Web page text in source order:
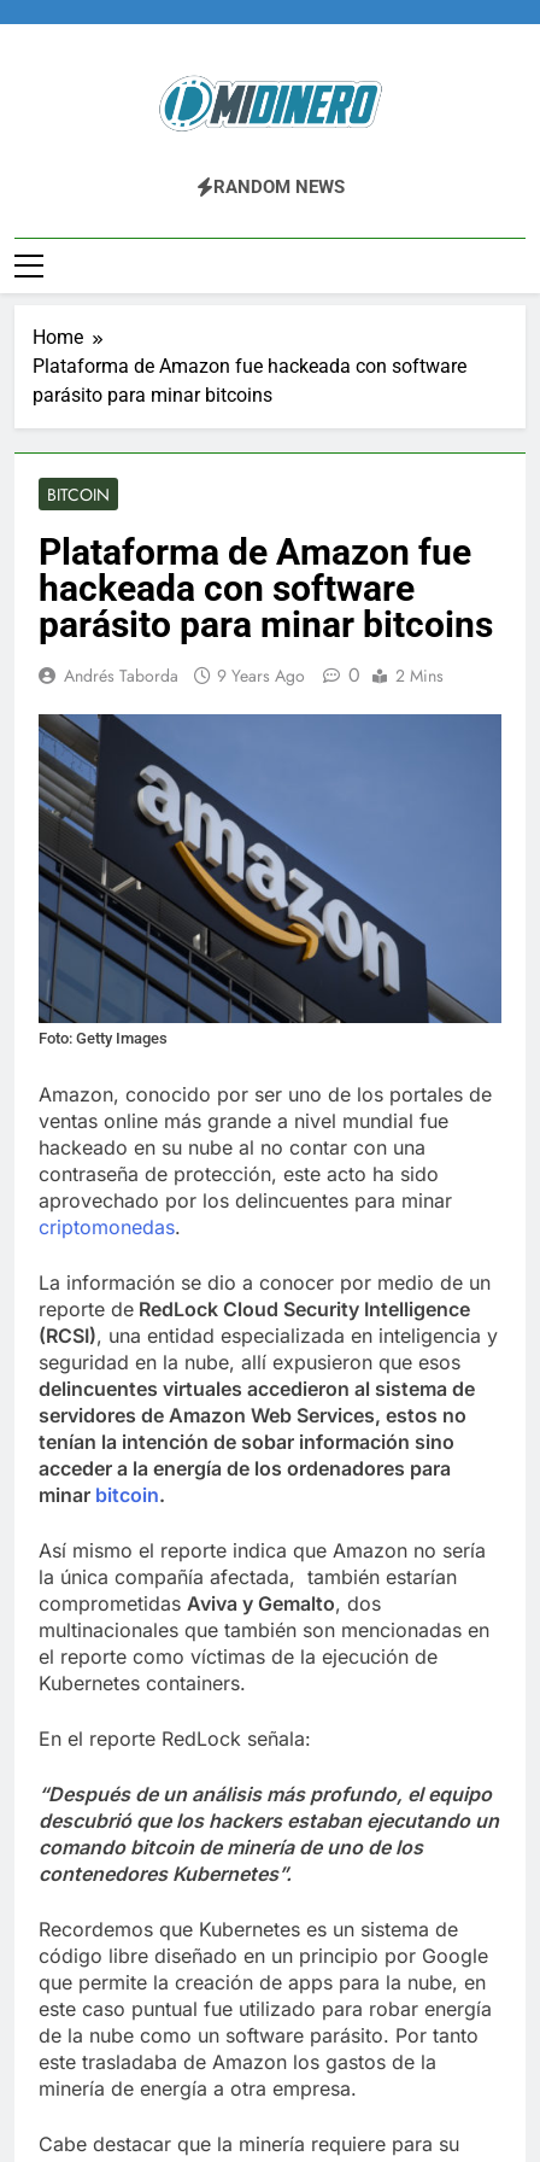
Midinero.co
Fintech, Criptomonedas
RANDOM NEWS
Home
Plataforma de Amazon fue hackeada con software
parásito para minar bitcoins
BITCOIN
Plataforma de Amazon fue
hackeada con software
parásito para minar bitcoins
Andrés Taborda 9 Years Ago 0 2 Mins
Foto: Getty Images
Amazon, conocido por ser uno de los portales de
ventas online más grande a nivel mundial fue
hackeado en su nube al no contar con una
contraseña de protección, este acto ha sido
aprovechado por los delincuentes para minar
criptomonedas.
La información se dio a conocer por medio de un
reporte de RedLock Cloud Security Intelligence
(RCSI), una entidad especializada en inteligencia y
seguridad en la nube, allí expusieron que esos
delincuentes virtuales accedieron al sistema de
servidores de Amazon Web Services, estos no
tenían la intención de sobar información sino
acceder a la energía de los ordenadores para
minar bitcoin.
Así mismo el reporte indica que Amazon no sería
la única compañía afectada, también estarían
comprometidas Aviva y Gemalto, dos
multinacionales que también son mencionadas en
el reporte como víctimas de la ejecución de
Kubernetes containers.
En el reporte RedLock señala:
“Después de un análisis más profundo, el equipo
descubrió que los hackers estaban ejecutando un
comando bitcoin de minería de uno de los
contenedores Kubernetes”.
Recordemos que Kubernetes es un sistema de
código libre diseñado en un principio por Google
que permite la creación de apps para la nube, en
este caso puntual fue utilizado para robar energía
de la nube como un software parásito. Por tanto
este trasladaba de Amazon los gastos de la
minería de energía a otra empresa.
Cabe destacar que la minería requiere para su